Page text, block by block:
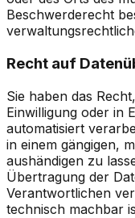
Beschwerderecht
Recht auf
Sie haben das
Einwilligung oder in
automatisiert
in einem gängigen,
aushändigen zu
Übertragung der
Verantwortlichen
technisch machbar